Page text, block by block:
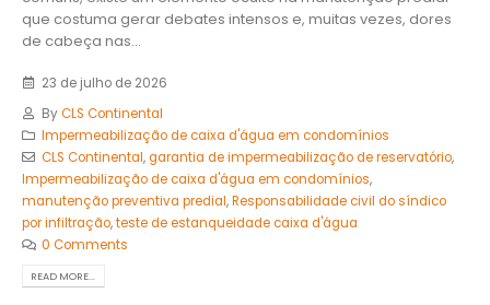
que costuma gerar debates intensos e, muitas vezes, dores
de cabeça nas...
23 de julho de 2026
ByCLS Continental
Impermeabilização de caixa d'água em condomínios
CLS Continental,garantia de impermeabilização de reservatório,
Impermeabilização de caixa d'água em condomínios,
manutenção preventiva predial,Responsabilidade civil do síndico
por infiltração,teste de estanqueidade caixa d'água
0 Comments
READ MORE...